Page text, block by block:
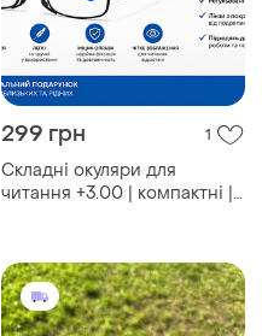
299 грн 1
Складні окуляри для
читання +3.00 | компактні |